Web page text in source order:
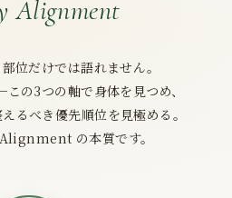
Alignment
位だけでは語れません。
の3つの軸で身体を見つめ、
るべき優先順位を見極める。
の本質です。